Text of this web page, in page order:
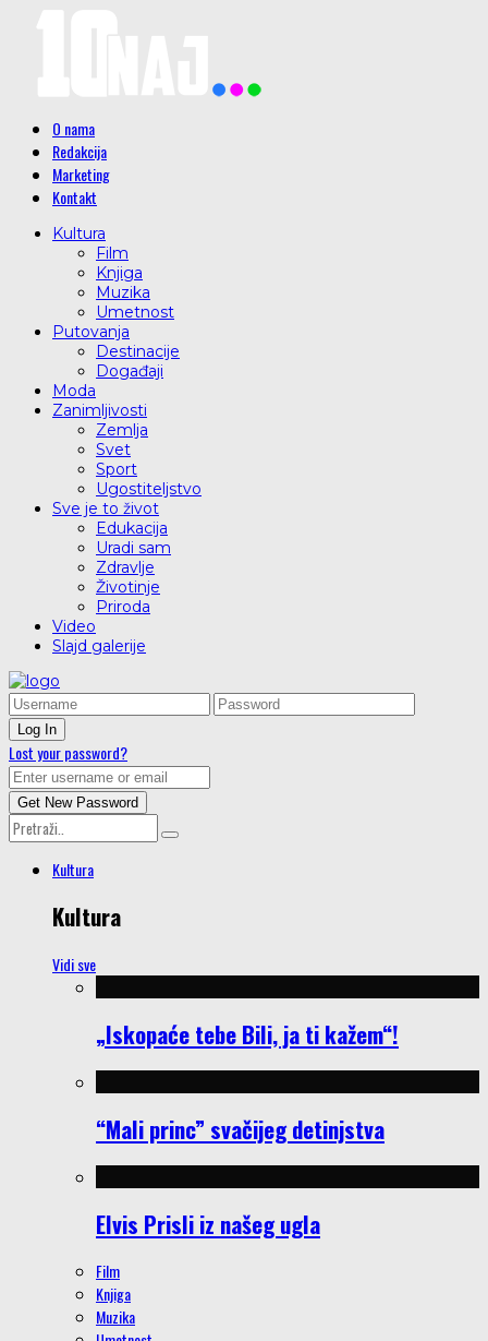
O nama
Redakcija
Marketing
Kontakt
Kultura
Film
Knjiga
Muzika
Umetnost
Putovanja
Destinacije
Događaji
Moda
Zanimljivosti
Zemlja
Svet
Sport
Ugostiteljstvo
Sve je to život
Edukacija
Uradi sam
Zdravlje
Životinje
Priroda
Video
Slajd galerije
Lost your password?
Kultura
Kultura
Vidi sve
„Iskopaće tebe Bili, ja ti kažem“!
“Mali princ” svačijeg detinjstva
Elvis Prisli iz našeg ugla
Film
Knjiga
Muzika